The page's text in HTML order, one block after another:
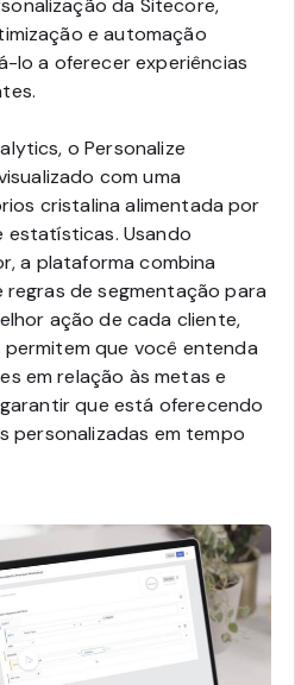
da Sitecore,
e automação
lo a oferecer experiências
o Personalize
com uma
cristalina alimentada por
estatísticas. Usando
a plataforma combina
de segmentação para
ação de cada cliente,
que você entenda
em relação às metas e
que está oferecendo
personalizadas em tempo